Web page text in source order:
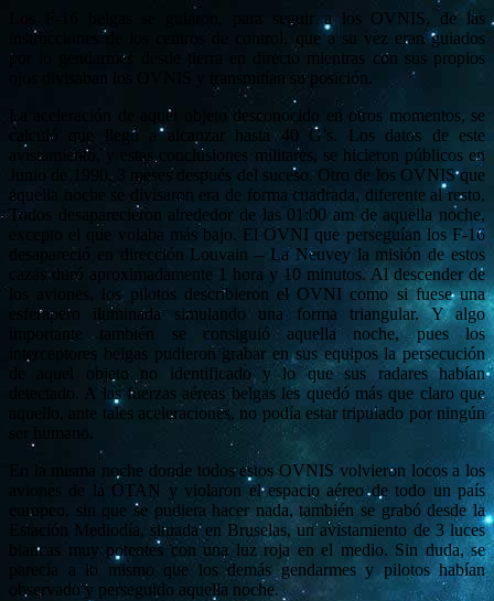
Los F-16 belgas se guiaron, para seguir a los OVNIS, de las
instrucciones de los centros de control, que a su vez eran guiados
por lo gendarmes desde tierra en directo mientras con sus propios
ojos divisaban los OVNIS y transmitían su posición.
La aceleración de aquel objeto desconocido en otros momentos, se
calculó que llegó a alcanzar hasta 40 G’s. Los datos de este
avistamiento, y estas conclusiones militares, se hicieron públicos en
Junio de 1990, 3 meses después del suceso. Otro de los OVNIS que
aquella noche se divisaron era de forma cuadrada, diferente al resto.
Todos desaparecieron alrededor de las 01:00 am de aquella noche,
excepto el que volaba más bajo. El OVNI que perseguían los F-16
desapareció en dirección Louvain – La Neuvey la misión de estos
cazas duró aproximadamente 1 hora y 10 minutos. Al descender de
los aviones, los pilotos describieron el OVNI como si fuese una
esferapero iluminada simulando una forma triangular. Y algo
importante también se consiguió aquella noche, pues los
interceptores belgas pudieron grabar en sus equipos la persecución
de aquel objeto no identificado y lo que sus radares habían
detectado. A las fuerzas aéreas belgas les quedó más que claro que
aquello, ante tales aceleraciones, no podía estar tripulado por ningún
ser humano.
En la misma noche donde todos estos OVNIS volvieron locos a los
aviones de la OTAN y violaron el espacio aéreo de todo un país
europeo, sin que se pudiera hacer nada, también se grabó desde la
Estación Mediodía, situada en Bruselas, un avistamiento de 3 luces
blancas muy potentes con una luz roja en el medio. Sin duda, se
parecía a lo mismo que los demás gendarmes y pilotos habían
observado y perseguido aquella noche.